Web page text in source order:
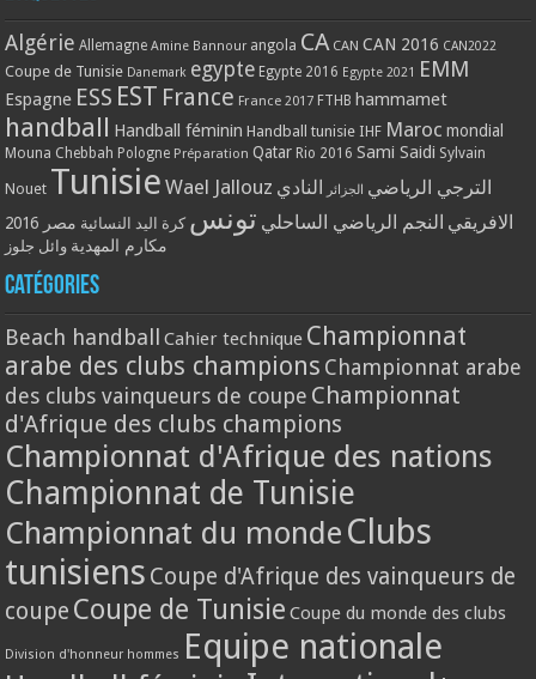
Algérie Allemagne Amine Bannour angola CA CAN CAN 2016 CAN2022
Coupe de Tunisie Danemark egypte Egypte 2016 Egypte 2021 EMM
Espagne ESS EST France France 2017 FTHB hammamet
handball Handball féminin Handball tunisie IHF Maroc mondial
Mouna Chebbah Pologne Préparation Qatar Rio 2016 Sami Saidi Sylvain
Nouet Tunisie Wael Jallouz الترجي الرياضي الجزائر النادي
الافريقي النجم الرياضي الساحلي تونس كرة اليد النسائية مصر 2016
مكارم المهدية وائل جلوز
Catégories
Beach handball Cahier technique Championnat
arabe des clubs champions Championnat arabe
des clubs vainqueurs de coupe Championnat
d'Afrique des clubs champions
Championnat d'Afrique des nations
Championnat de Tunisie
Championnat du monde Clubs
tunisiens Coupe d'Afrique des vainqueurs de
coupe Coupe de Tunisie Coupe du monde des clubs
Division d'honneur hommes Equipe nationale